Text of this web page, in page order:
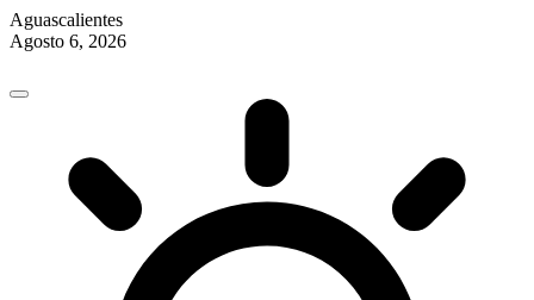
Aguascalientes
Agosto 6, 2026
content